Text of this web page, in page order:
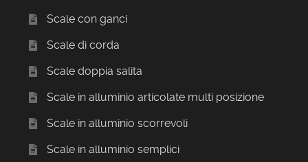
Scale con ganci
Scale di corda
Scale doppia salita
Scale in alluminio articolate multi posizione
Scale in alluminio scorrevoli
Scale in alluminio semplici